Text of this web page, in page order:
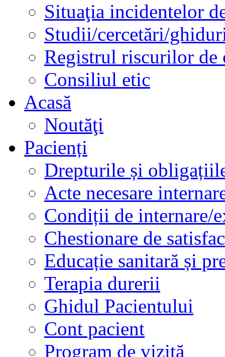
Situaţia incidentelor
Studii/cercetări/
Registrul riscurilor de
Consiliul etic
Acasă
Noutăţi
Pacienți
Drepturile și
Acte necesare
Condiții de internare/
Chestionare de
Educație sanitară și
Terapia durerii
Ghidul Pacientului
Cont pacient
Program de vizită